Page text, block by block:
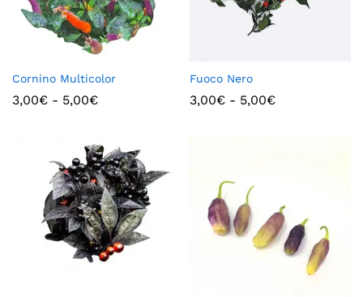
Cornino Multicolor
3,00€ - 5,00€
Fuoco Nero
3,00€ - 5,00€